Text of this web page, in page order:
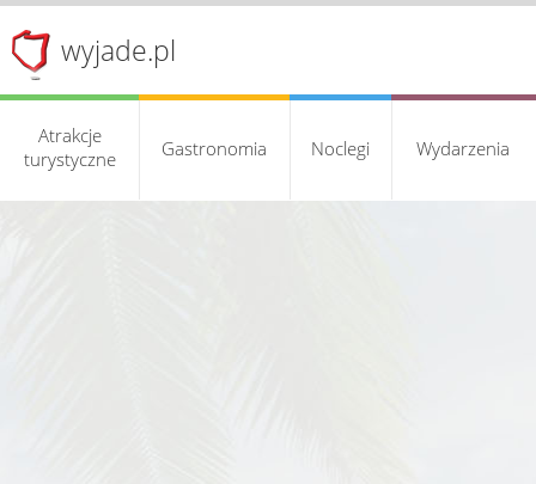
wyjade.pl
Atrakcje
turystyczne
Gastronomia Noclegi Wydarzenia